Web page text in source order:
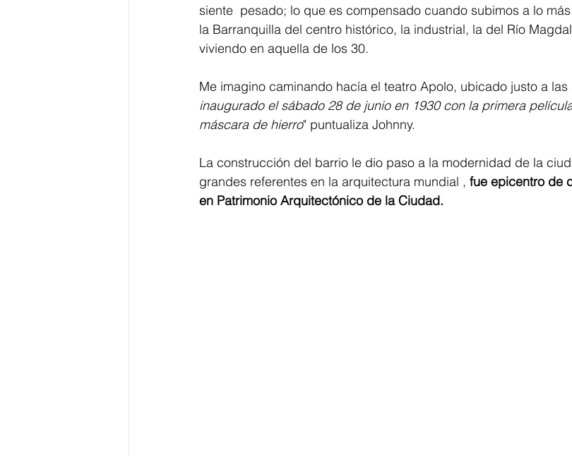
siente  pesado; lo que es compensado cuando subimos a lo
la Barranquilla del centro histórico, la industrial, la del Río
viviendo en aquella de los 30.
Me imagino caminando hacía el teatro Apolo, ubicado justo a las
inaugurado el sábado 28 de junio en 1930 con la primera
máscara de hierro" puntualiza Johnny.
La construcción del barrio le dio paso a la modernidad de la
grandes referentes en la arquitectura mundial , fue epicentro de
en Patrimonio Arquitectónico de la Ciudad.